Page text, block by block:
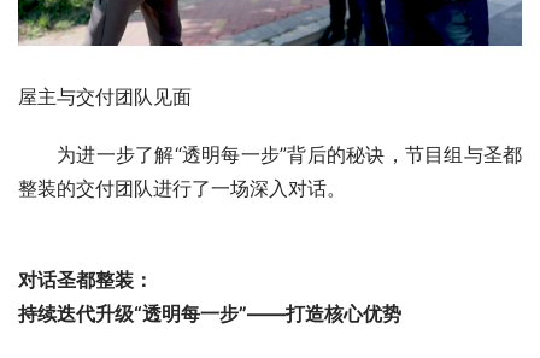
屋主与交付团队见面
为进一步了解“透明每一步”背后的秘诀，节目组与圣都
整装的交付团队进行了一场深入对话。
对话圣都整装：
持续迭代升级“透明每一步”——打造核心优势